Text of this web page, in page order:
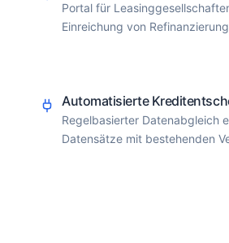
Portal für
Einreichung von
Automatisierte
Regelbasierter Datenabgleich
Datensätze mit bestehenden